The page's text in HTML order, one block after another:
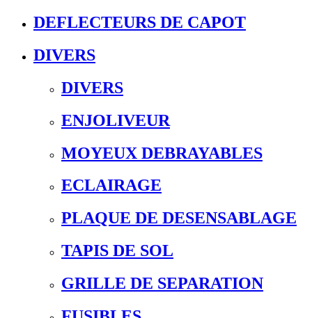
DEFLECTEURS DE CAPOT
DIVERS
DIVERS
ENJOLIVEUR
MOYEUX DEBRAYABLES
ECLAIRAGE
PLAQUE DE DESENSABLAGE
TAPIS DE SOL
GRILLE DE SEPARATION